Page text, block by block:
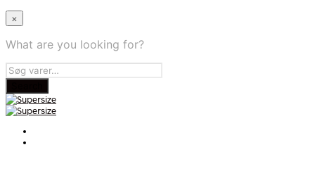
×
What are you looking for?